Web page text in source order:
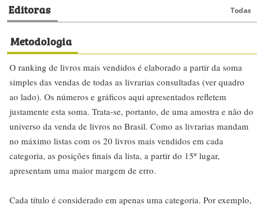
Editoras Todas
Metodologia
O ranking de livros mais vendidos é elaborado a partir da soma
simples das vendas de todas as livrarias consultadas (ver quadro
ao lado). Os números e gráficos aqui apresentados refletem
justamente esta soma. Trata-se, portanto, de uma amostra e não do
universo da venda de livros no Brasil. Como as livrarias mandam
no máximo listas com os 20 livros mais vendidos em cada
categoria, as posições finais da lista, a partir do 15º lugar,
apresentam uma maior margem de erro.
Cada título é considerado em apenas uma categoria. Por exemplo,